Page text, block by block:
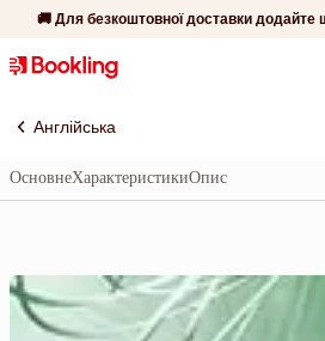
🚚 Для безкоштовної доставки додайте
Англійська
ОсновнеХарактеристикиОпис